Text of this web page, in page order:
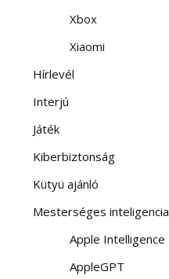
Xbox
Xiaomi
Hírlevél
Interjú
Játék
Kiberbiztonság
Kütyü ajánló
Mesterséges inteligencia
Apple Intelligence
AppleGPT